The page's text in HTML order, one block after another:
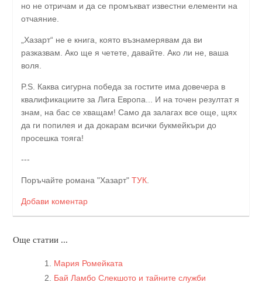
но не отричам и да се промъкват известни елементи на
отчаяние.
„Хазарт“ не е книга, която възнамерявам да ви
разказвам. Ако ще я четете, давайте. Ако ли не, ваша
воля.
P.S. Каква сигурна победа за гостите има довечера в
квалификациите за Лига Европа... И на точен резултат я
знам, на бас се хващам! Само да залагах все още, щях
да ги попилея и да докарам всички букмейкъри до
просешка тояга!
---
Поръчайте романа "Хазарт" ТУК
Добави коментар
Още статии ...
Мария Ромейката
Бай Ламбо Слекшото и тайните служби